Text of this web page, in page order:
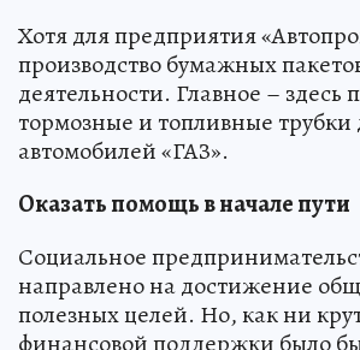
Хотя для предприятия
производство бумажных
деятельности. Главное – здесь
тормозные и топливные трубки
автомобилей «ГАЗ».
Оказать помощь в начале пути
Социальное
направлено на достижение
полезных целей. Но, как ни
финансовой поддержки было